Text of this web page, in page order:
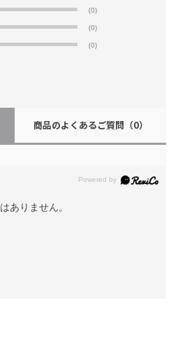
(0)
(0)
(0)
商品のよくあるご質問 （0）
ありません。